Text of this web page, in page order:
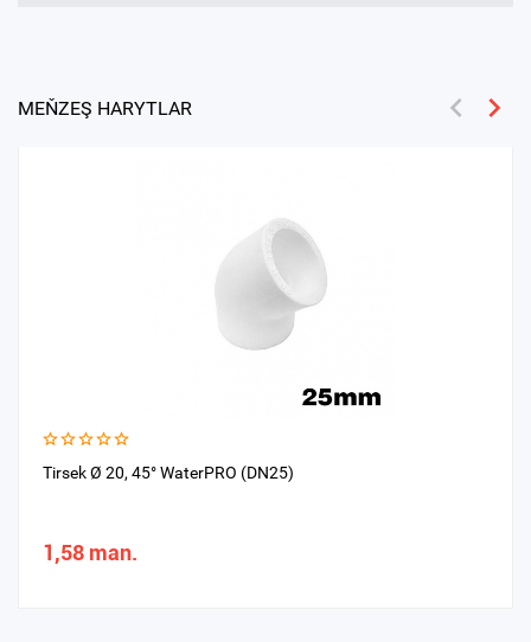
MEŇZEŞ HARYTLAR
Tirsek Ø 20, 45° WaterPRO (DN25)
1,58 man.